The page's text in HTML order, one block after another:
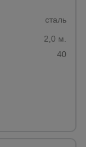
сталь
2,0 м.
40